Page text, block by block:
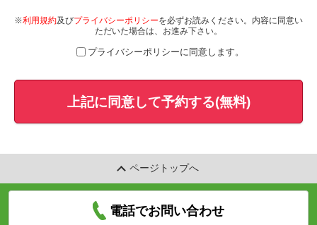
※利用規約及びプライバシーポリシーを必ずお読みください。内容に同意い
ただいた場合は、お進み下さい。
プライバシーポリシーに同意します。
上記に同意して予約する(無料)
ページトップへ
電話でお問い合わせ